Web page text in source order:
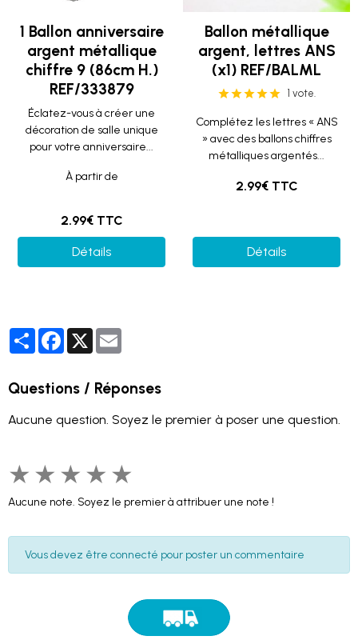
1 Ballon anniversaire
argent métallique
chiffre 9 (86cm H.)
REF/333879
Éclatez-vous à créer une
décoration de salle unique
pour votre anniversaire...
À partir de
2.99€ TTC
Détails
Ballon métallique
argent, lettres ANS
(x1) REF/BALML
1 vote.
Complétez les lettres « ANS
» avec des ballons chiffres
métalliques argentés...
2.99€ TTC
Détails
PartagerFacebook
X
Questions / Réponses
Aucune question. Soyez le premier à poser une question.
★ ★ ★ ★ ★
Aucune note. Soyez le premier à attribuer une note !
Vous devez être connecté pour poster un commentaire